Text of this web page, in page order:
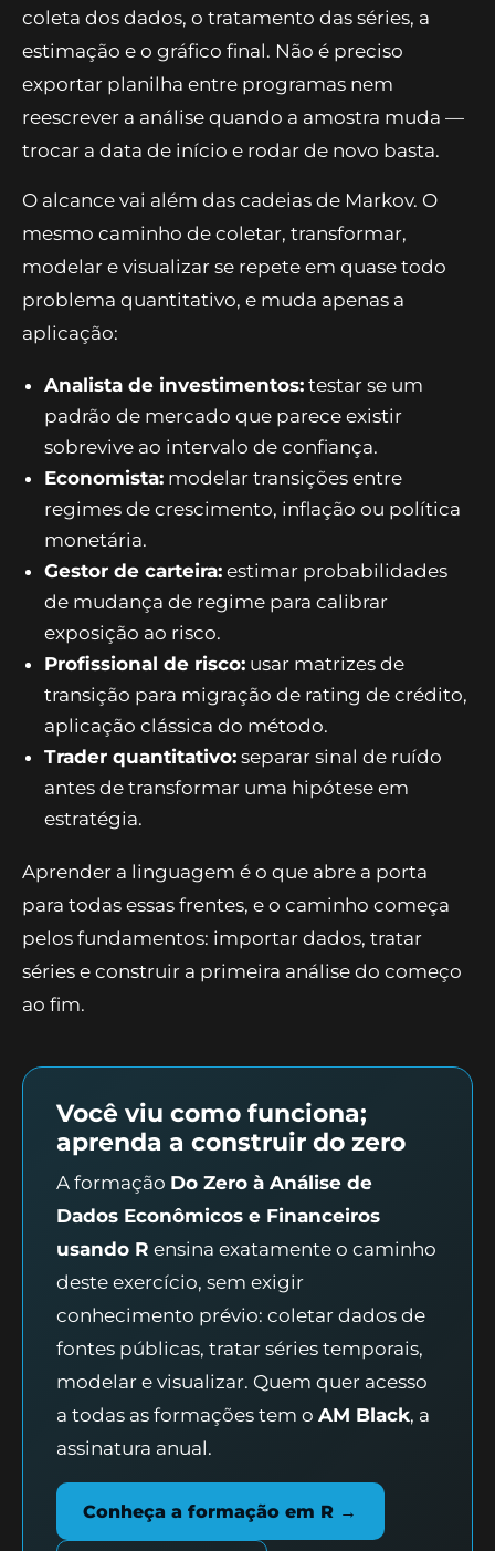
coleta dos dados, o tratamento das séries, a
estimação e o gráfico final. Não é preciso
exportar planilha entre programas nem
reescrever a análise quando a amostra muda —
trocar a data de início e rodar de novo basta.
O alcance vai além das cadeias de Markov. O
mesmo caminho de coletar, transformar,
modelar e visualizar se repete em quase todo
problema quantitativo, e muda apenas a
aplicação:
Analista de investimentos: testar se um
padrão de mercado que parece existir
sobrevive ao intervalo de confiança.
Economista: modelar transições entre
regimes de crescimento, inflação ou política
monetária.
Gestor de carteira: estimar probabilidades
de mudança de regime para calibrar
exposição ao risco.
Profissional de risco: usar matrizes de
transição para migração de rating de crédito,
aplicação clássica do método.
Trader quantitativo: separar sinal de ruído
antes de transformar uma hipótese em
estratégia.
Aprender a linguagem é o que abre a porta
para todas essas frentes, e o caminho começa
pelos fundamentos: importar dados, tratar
séries e construir a primeira análise do começo
ao fim.
Você viu como funciona;
aprenda a construir do zero
A formação Do Zero à Análise de
Dados Econômicos e Financeiros
usando R ensina exatamente o caminho
deste exercício, sem exigir
conhecimento prévio: coletar dados de
fontes públicas, tratar séries temporais,
modelar e visualizar. Quem quer acesso
a todas as formações tem o AM Black, a
assinatura anual.
Conheça a formação em R →